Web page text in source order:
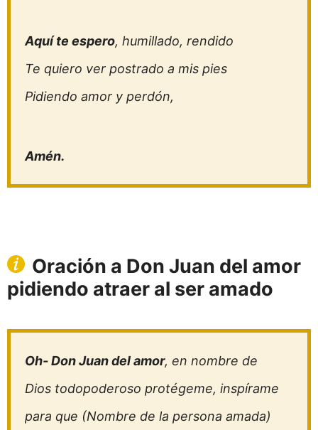
Aquí te espero, humillado, rendido
Te quiero ver postrado a mis pies
Pidiendo amor y perdón,
Amén.
Oración a Don Juan del amor
pidiendo atraer al ser amado
Oh- Don Juan del amor, en nombre de
Dios todopoderoso protégeme, inspírame
para que (Nombre de la persona amada)